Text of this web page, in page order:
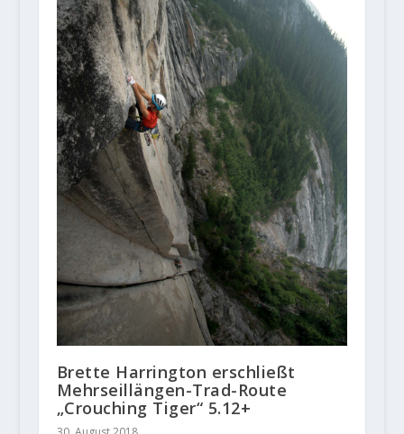
Brette Harrington erschließt
Mehrseillängen-Trad-Route
„Crouching Tiger“ 5.12+